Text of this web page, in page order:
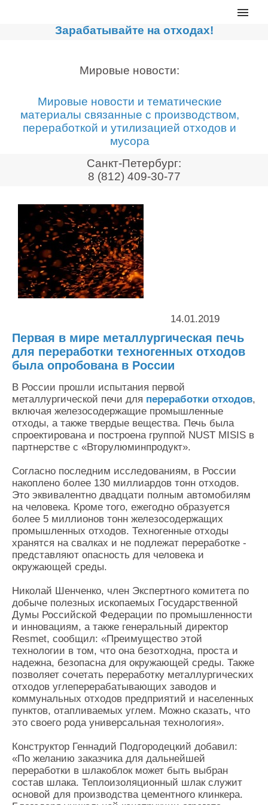
Главная
Сортировочные линии
Дробильное оборудование
Компакторы, контейнеры
Реализованные проекты
Видео
Новости компании
Мировые новости
О нас
Контакты
Оставить заявку
Зарабатывайте на отходах!
Мировые новости:
Мировые новости и тематические
материалы связанные с производством,
переработкой и утилизацией отходов и
мусора
Санкт-Петербург:
8 (812) 409-30-77
14.01.2019
Первая в мире металлургическая печь
для переработки техногенных отходов
была опробована в России
В России прошли испытания первой
металлургической печи для переработки отходов,
включая железосодержащие промышленные
отходы, а также твердые вещества. Печь была
спроектирована и построена группой NUST MISIS в
партнерстве с «Вторулюминпродукт».
Согласно последним исследованиям, в России
накоплено более 130 миллиардов тонн отходов.
Это эквивалентно двадцати полным автомобилям
на человека. Кроме того, ежегодно образуется
более 5 миллионов тонн железосодержащих
промышленных отходов. Техногенные отходы
хранятся на свалках и не подлежат переработке -
представляют опасность для человека и
окружающей среды.
Николай Шенченко, член Экспертного комитета по
добыче полезных ископаемых Государственной
Думы Российской Федерации по промышленности
и инновациям, а также генеральный директор
Resmet, сообщил: «Преимущество этой
технологии в том, что она безотходна, проста и
надежна, безопасна для окружающей среды. Также
позволяет сочетать переработку металлургических
отходов углеперерабатывающих заводов и
коммунальных отходов предприятий и населенных
пунктов, отапливаемых углем. Можно сказать, что
это своего рода универсальная технология».
Конструктор Геннадий Подгородецкий добавил:
«По желанию заказчика для дальнейшей
переработки в шлакоблок может быть выбран
состав шлака. Теплоизоляционный шлак служит
основой для производства цементного клинкера.